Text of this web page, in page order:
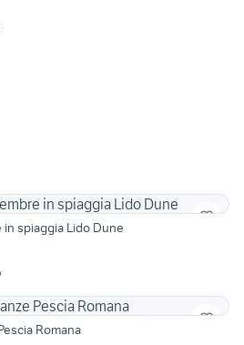
in spiaggia Lido Dune
Romana